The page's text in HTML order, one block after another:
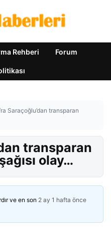
Rehberi Forum
Saraçoğlu’dan transparan
transparan
olay…
ve en son 2 ay 1 hafta önce